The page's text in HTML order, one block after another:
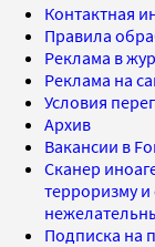
Контактная
Правила
Реклама в
Реклама на
Условия
Архив
Вакансии в
Сканер
терроризму
Подписка на